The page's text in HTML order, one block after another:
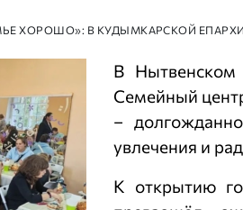
ХОРОШО»: В КУДЫМКАРСКОЙ
В Нытвенском
Семейный
–
увлечения и
К открытию